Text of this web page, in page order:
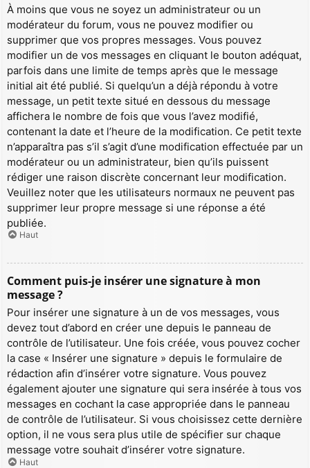
À moins que vous ne soyez un administrateur ou un
modérateur du forum, vous ne pouvez modifier ou
supprimer que vos propres messages. Vous pouvez
modifier un de vos messages en cliquant le bouton adéquat,
parfois dans une limite de temps après que le message
initial ait été publié. Si quelqu’un a déjà répondu à votre
message, un petit texte situé en dessous du message
affichera le nombre de fois que vous l’avez modifié,
contenant la date et l’heure de la modification. Ce petit texte
n’apparaîtra pas s’il s’agit d’une modification effectuée par un
modérateur ou un administrateur, bien qu’ils puissent
rédiger une raison discrète concernant leur modification.
Veuillez noter que les utilisateurs normaux ne peuvent pas
supprimer leur propre message si une réponse a été
publiée.
Haut
Comment puis-je insérer une signature à mon
message ?
Pour insérer une signature à un de vos messages, vous
devez tout d’abord en créer une depuis le panneau de
contrôle de l’utilisateur. Une fois créée, vous pouvez cocher
la case « Insérer une signature » depuis le formulaire de
rédaction afin d’insérer votre signature. Vous pouvez
également ajouter une signature qui sera insérée à tous vos
messages en cochant la case appropriée dans le panneau
de contrôle de l’utilisateur. Si vous choisissez cette dernière
option, il ne vous sera plus utile de spécifier sur chaque
message votre souhait d’insérer votre signature.
Haut